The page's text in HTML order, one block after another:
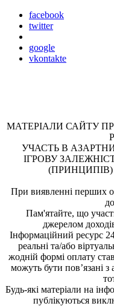
facebook
twitter
google
vkontakte
МАТЕРІАЛИ САЙТУ
УЧАСТЬ В
ІГРОВУ
(ПРИНЦИПІВ)
При виявленні перших
Пам'ятайте, що
джерелом
Інформаційний ресурс
реальні та/або
жодній формі оплату
можуть бути пов’язані
Будь-які матеріали на
публікуються